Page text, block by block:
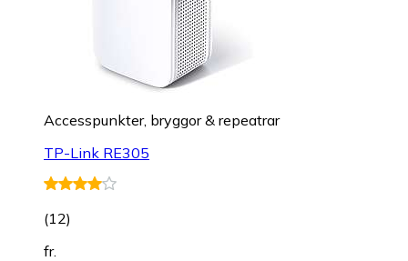
Accesspunkter, bryggor & repeatrar
TP-Link RE305
(12)
fr.